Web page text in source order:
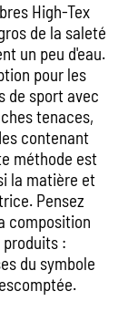
High-Tex
de la saleté
un peu d'eau.
pour les
de sport avec
tenaces,
contenant
méthode est
la matière et
Pensez
composition
produits :
du symbole